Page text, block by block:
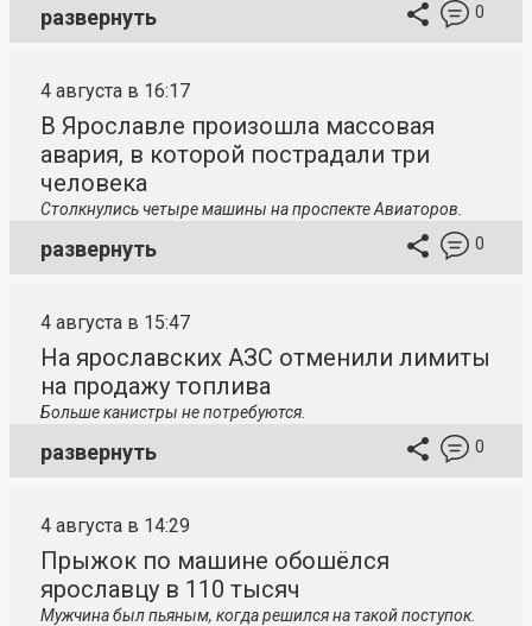
развернуть 0
4 августа в 16:17
В Ярославле произошла массовая
авария, в которой пострадали три
человека
Столкнулись четыре машины на проспекте Авиаторов.
развернуть 0
4 августа в 15:47
На ярославских АЗС отменили лимиты
на продажу топлива
Больше канистры не потребуются.
развернуть 0
4 августа в 14:29
Прыжок по машине обошёлся
ярославцу в 110 тысяч
Мужчина был пьяным, когда решился на такой поступок.